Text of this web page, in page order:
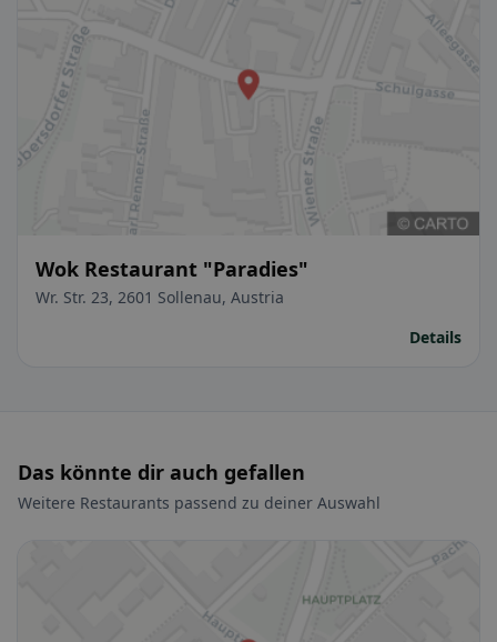
Wok Restaurant "Paradies"
Wr. Str. 23, 2601 Sollenau, Austria
Details
Das könnte dir auch gefallen
Weitere Restaurants passend zu deiner Auswahl